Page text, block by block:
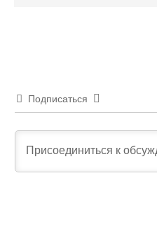
Подписаться